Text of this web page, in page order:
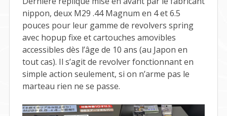
nippon, deux M29 .44 Magnum en 4 et 6.5
pouces pour leur gamme de revolvers spring
avec hopup fixe et cartouches amovibles
accessibles dès l’âge de 10 ans (au Japon en
tout cas). Il s’agit de revolver fonctionnant en
simple action seulement, si on n’arme pas le
marteau rien ne se passe.